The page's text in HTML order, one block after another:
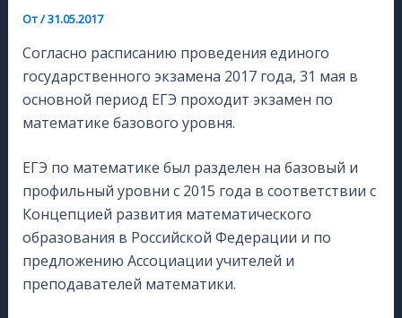
От/31.05.2017
Согласно расписанию проведения единого
государственного экзамена 2017 года, 31 мая в
основной период ЕГЭ проходит экзамен по
математике базового уровня.
ЕГЭ по математике был разделен на базовый и
профильный уровни с 2015 года в соответствии с
Концепцией развития математического
образования в Российской Федерации и по
предложению Ассоциации учителей и
преподавателей математики.